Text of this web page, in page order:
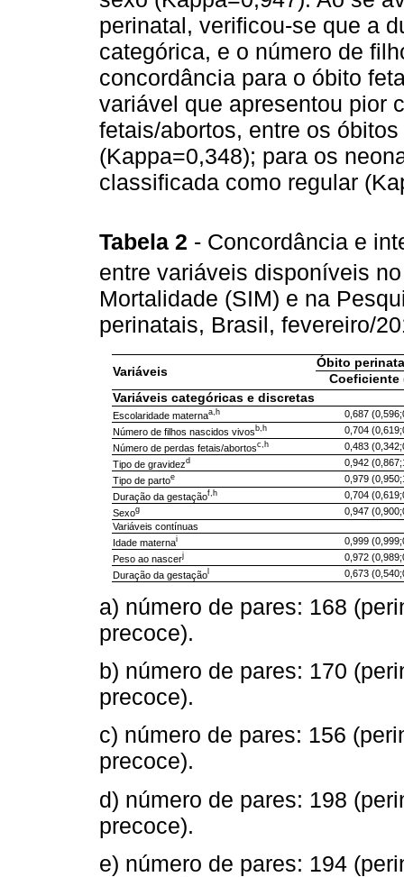
perinatal, verificou-se que a
categórica, e o número de
concordância para o óbito
variável que apresentou pior
fetais/abortos, entre os
(Kappa=0,348); para os
classificada como regular
Tabela 2 - Concordância e
entre variáveis disponíveis
Mortalidade (SIM) e na
perinatais, Brasil, fevereiro/
Variáveis
Óbito
Coeficiente
Variáveis categóricas e discretas
Escolaridade maternaa,h
0,687
Número de filhos nascidos vivos b,h
0,704
Número de perdas fetais/abortosc,h
0,483
Tipo de gravidezd
0,942
Tipo de partoe
0,979
Duração da gestaçãof,h
0,704
Sexog
0,947
Variáveis contínuas
Idade maternai
0,999
Peso ao nascerj
0,972
Duração da gestação
0,673
a) número de pares: 168
precoce).
b) número de pares: 170
precoce).
c) número de pares: 156
precoce).
d) número de pares: 198
precoce).
e) número de pares: 194